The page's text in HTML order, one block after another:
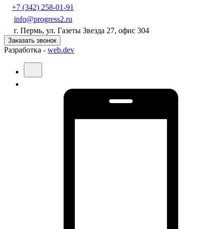
+7 (342) 258-01-91
info@progress2.ru
г. Пермь, ул. Газеты Звезда 27, офис 304
Заказать звонок
Разработка - web.dev